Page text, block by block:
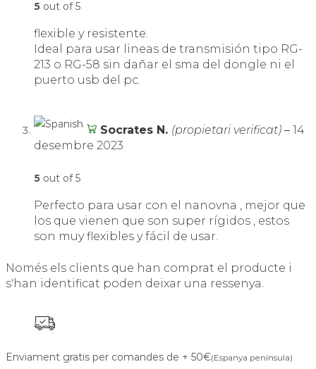
5 out of 5
flexible y resistente.
Ideal para usar lineas de transmisión tipo RG-
213 o RG-58 sin dañar el sma del dongle ni el
puerto usb del pc.
Socrates N. (propietari verificat) – 14
desembre 2023
5 out of 5
Perfecto para usar con el nanovna , mejor que
los que vienen que son super rígidos , estos
son muy flexibles y fácil de usar.
Només els clients que han comprat el producte i
s'han identificat poden deixar una ressenya.
Enviament gratis per comandes de + 50€(Espanya península)